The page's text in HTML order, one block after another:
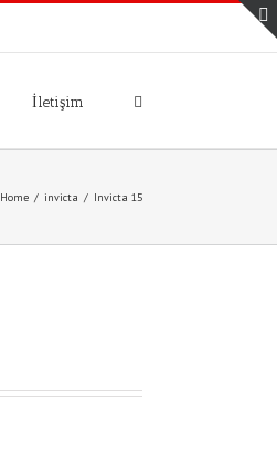
İletişim
Home / invicta / Invicta 15